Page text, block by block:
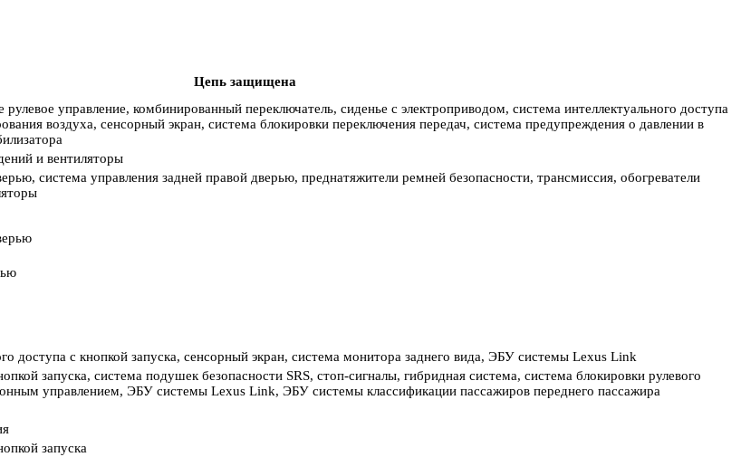
Цепь защищена
рулевое управление, комбинированный переключатель, сиденье с электроприводом, система интеллектуального доступа
воздуха, сенсорный экран, система блокировки переключения передач, система предупреждения о давлении в
и вентиляторы
система управления задней правой дверью, преднатяжители ремней безопасности, трансмиссия, обогреватели
доступа с кнопкой запуска, сенсорный экран, система монитора заднего вида, ЭБУ системы Lexus Link
запуска, система подушек безопасности SRS, стоп-сигналы, гибридная система, система блокировки рулевого
управлением, ЭБУ системы Lexus Link, ЭБУ системы классификации пассажиров переднего пассажира
запуска